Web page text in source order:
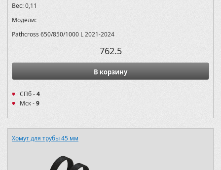
Вес:0,11
Модели:
Pathcross 650/850/1000 L 2021-2024
762.5
В корзину
СПб -4
Мск -9
Хомут для трубы 45 мм